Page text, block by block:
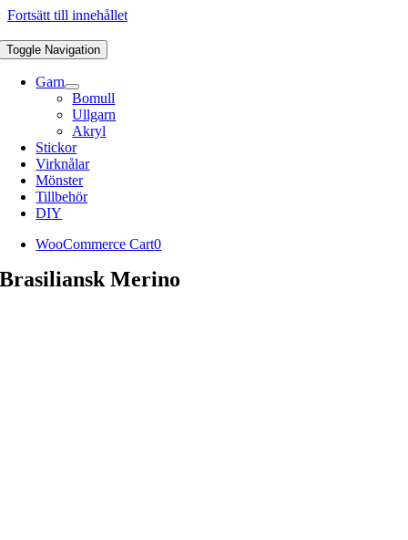
Fortsätt till innehållet
Toggle Navigation
Garn
Bomull
Ullgarn
Akryl
Stickor
Virknålar
Mönster
Tillbehör
DIY
WooCommerce Cart0
Brasiliansk Merino